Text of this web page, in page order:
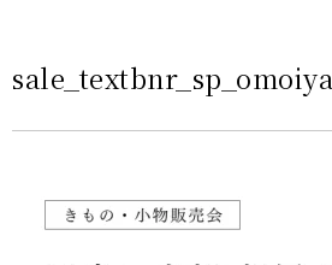
sale_textbnr_sp_omoiya